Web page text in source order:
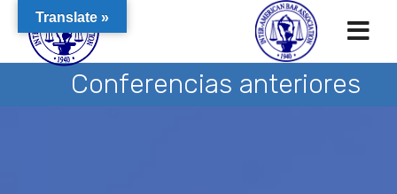
Conferencias anteriores
Translate »